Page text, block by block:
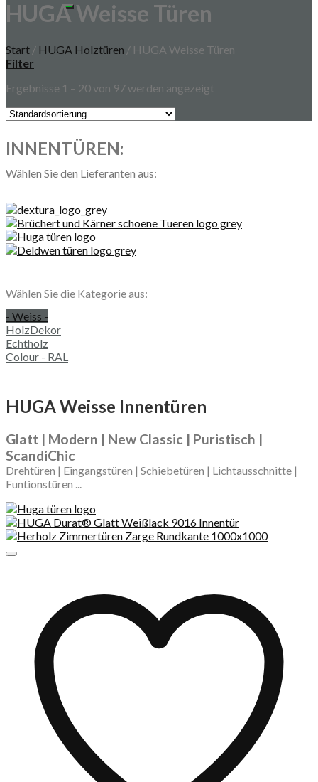
HUGA Weisse Türen
Start / HUGA Holztüren / HUGA Weisse Türen
Filter
Ergebnisse 1 – 20 von 97 werden angezeigt
INNENTÜREN:
Wählen Sie den Lieferanten aus:
Wählen Sie die Kategorie aus:
- Weiss -
HolzDekor
Echtholz
Colour - RAL
HUGA Weisse Innentüren
Glatt | Modern | New Classic | Puristisch |
ScandiChic
Drehtüren | Eingangstüren | Schiebetüren | Lichtausschnitte |
Funtionstüren ...